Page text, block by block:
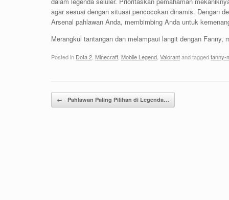
agar sesuai dengan situasi pencocokan dinamis. Dengan
Arsenal pahlawan Anda, membimbing Anda untuk
Merangkul tantangan dan melampaui langit dengan
Posted in Dota 2 Minecraft Mobile Legend Valorantand taggedfanny-
Post navigation
← Pahlawan Paling Pilihan di Legenda…